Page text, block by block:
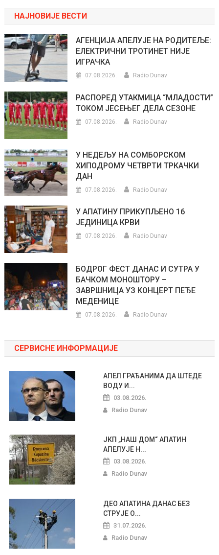
НАЈНОВИЈЕ ВЕСТИ
АГЕНЦИЈА АПЕЛУЈЕ НА РОДИТЕЉЕ:
ЕЛЕКТРИЧНИ ТРОТИНЕТ НИЈЕ
ИГРАЧКА
07.08.2026. Radio Dunav
РАСПОРЕД УТАКМИЦА “МЛАДОСТИ”
ТОКОМ ЈЕСЕЊЕГ ДЕЛА СЕЗОНЕ
07.08.2026. Radio Dunav
У НЕДЕЉУ НА СОМБОРСКОМ
ХИПОДРОМУ ЧЕТВРТИ ТРКАЧКИ
ДАН
07.08.2026. Radio Dunav
У АПАТИНУ ПРИКУПЉЕНО 16
ЈЕДИНИЦА КРВИ
07.08.2026. Radio Dunav
БОДРОГ ФЕСТ ДАНАС И СУТРА У
БАЧКОМ МОНОШТОРУ –
ЗАВРШНИЦА УЗ КОНЦЕРТ ПЕЂЕ
МЕДЕНИЦЕ
07.08.2026. Radio Dunav
СЕРВИСНЕ ИНФОРМАЦИЈЕ
АПЕЛ ГРАЂАНИМА ДА ШТЕДЕ
ВОДУ И...
03.08.2026.
Radio Dunav
ЈКП „НАШ ДОМ“ АПАТИН
АПЕЛУЈЕ Н...
03.08.2026.
Radio Dunav
ДЕО АПАТИНА ДАНАС БЕЗ
СТРУЈЕ О...
31.07.2026.
Radio Dunav